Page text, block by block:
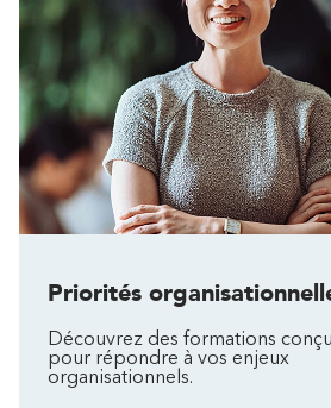
Priorités
Découvrez des formations
pour répondre à vos enjeux
organisationnels.